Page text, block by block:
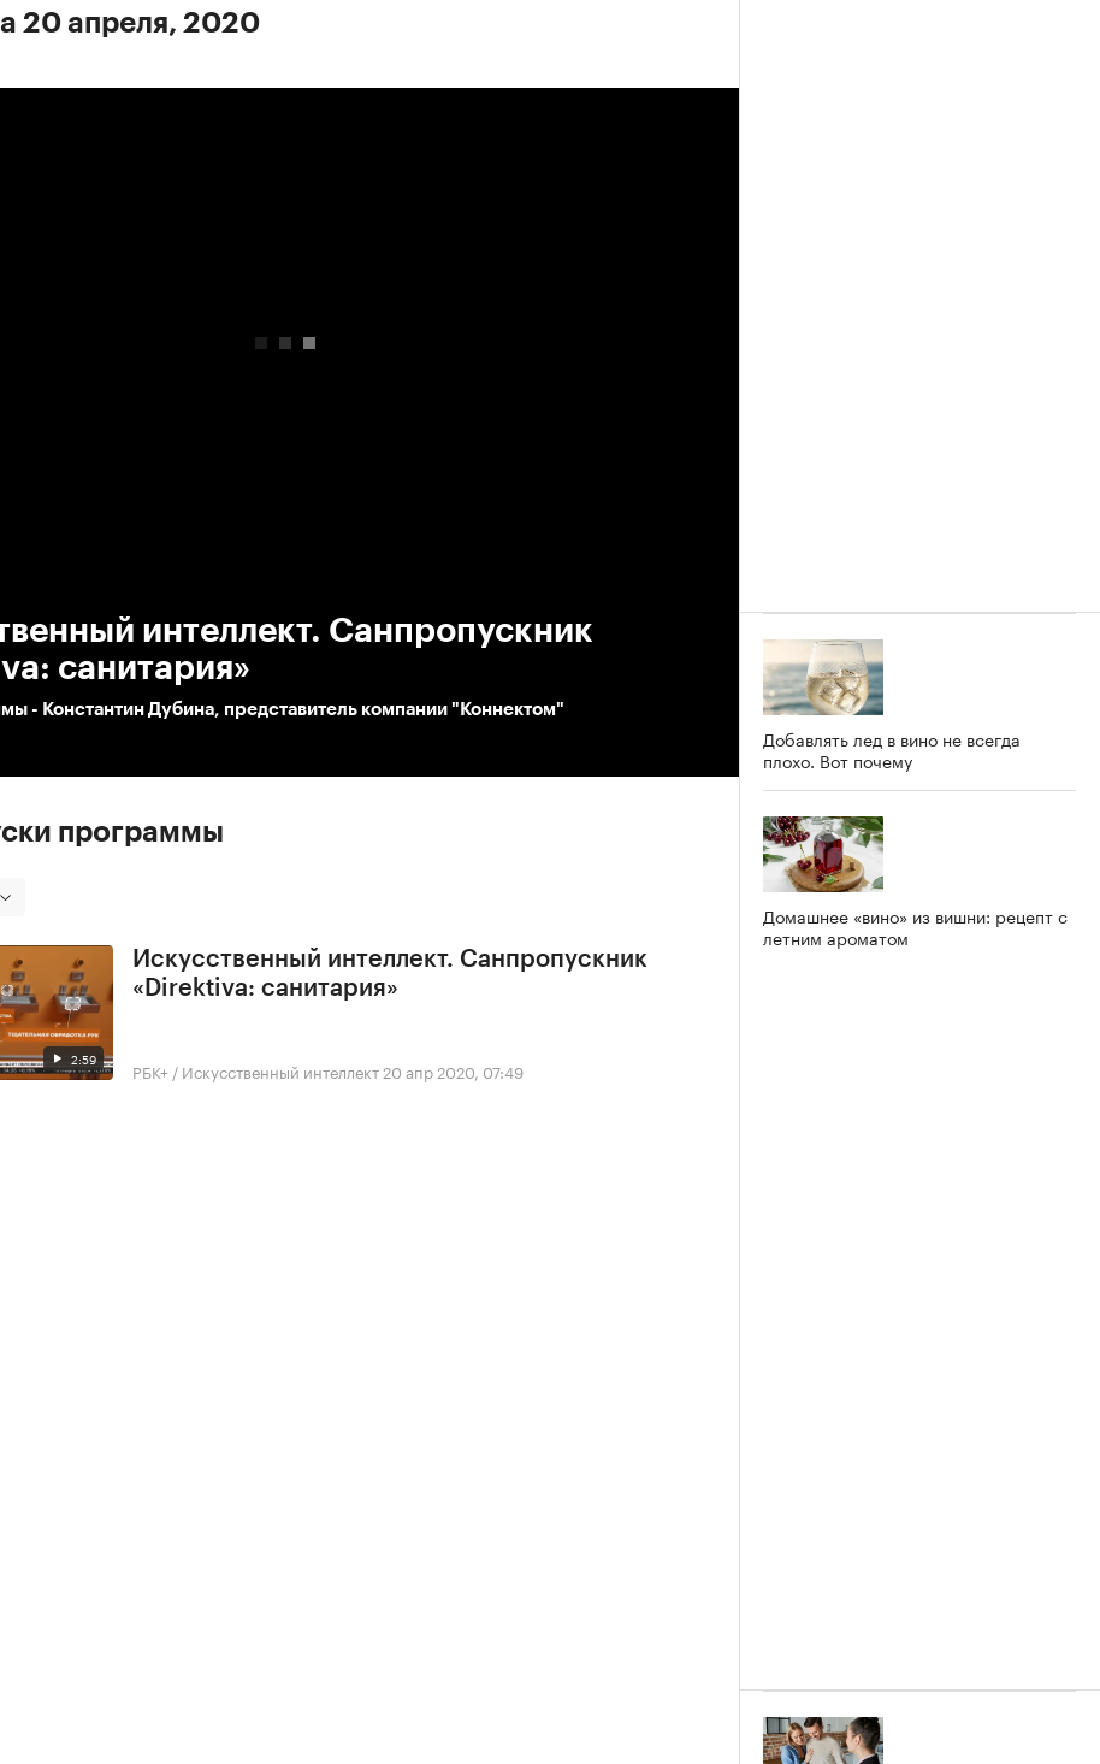
20 апреля, 2020
интеллект. Санпропускник
санитария»
- Константин Дубина, представитель компании "Коннектом"
программы
2:59
Искусственный интеллект. Санпропускник
«Direktiva: санитария»
РБК+ / Искусственный интеллект 20 апр 2020, 07:49
Добавлять лед в вино не всегда
плохо. Вот почему
Домашнее «вино» из вишни: рецепт с
летним ароматом